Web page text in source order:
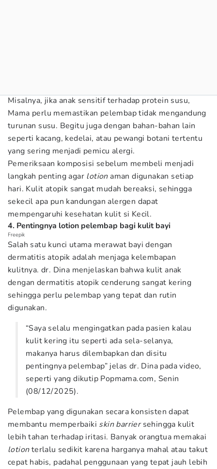
Misalnya, jika anak sensitif terhadap protein susu,
Mama perlu memastikan pelembap tidak mengandung
turunan susu. Begitu juga dengan bahan-bahan lain
seperti kacang, kedelai, atau pewangi botani tertentu
yang sering menjadi pemicu alergi.
Pemeriksaan komposisi sebelum membeli menjadi
langkah penting agar lotionaman digunakan setiap
hari. Kulit atopik sangat mudah bereaksi, sehingga
sekecil apa pun kandungan alergen dapat
mempengaruhi kesehatan kulit si Kecil.
4. Pentingnya lotion pelembap bagi kulit bayi
Freepik
Salah satu kunci utama merawat bayi dengan
dermatitis atopik adalah menjaga kelembapan
kulitnya. dr. Dina menjelaskan bahwa kulit anak
dengan dermatitis atopik cenderung sangat kering
sehingga perlu pelembap yang tepat dan rutin
digunakan.
“Saya selalu mengingatkan pada pasien kalau
kulit kering itu seperti ada sela-selanya,
makanya harus dilembapkan dan disitu
pentingnya pelembap” jelas dr. Dina pada video,
seperti yang dikutip Popmama.com, Senin
(08/12/2025).
Pelembap yang digunakan secara konsisten dapat
membantu memperbaiki skin barriersehingga kulit
lebih tahan terhadap iritasi. Banyak orangtua memakai
lotionterlalu sedikit karena harganya mahal atau takut
cepat habis, padahal penggunaan yang tepat jauh lebih